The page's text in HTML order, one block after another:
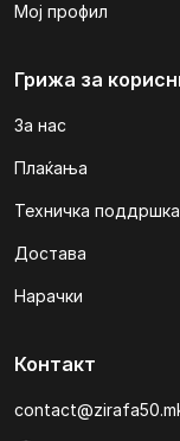
Мој профил
Грижа за
За нас
Плаќања
Техничка поддршка
Достава
Нарачки
Контакт